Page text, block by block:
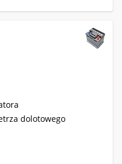
dolotowego